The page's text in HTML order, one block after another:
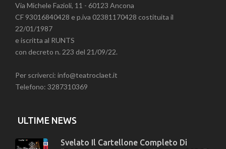
Via Michele Fazioli, 11 - 60123 Ancona
CF 93016840428 e p.iva 02381170428 costituita il
22/01/1987
e iscritta al RUNTS
con decreto n. 223 del 21/09/22.
Per scriverci: info@teatroclaet.it
Telefono: 3287310369
ULTIME NEWS
Svelato Il Cartellone Completo Di